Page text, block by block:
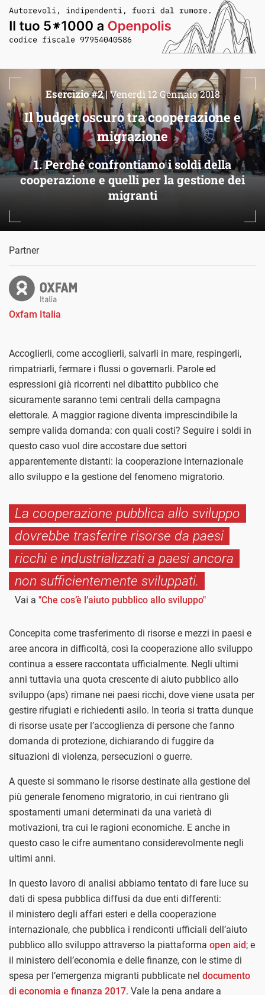
Il budget oscuro tra cooperazione e
migrazione
1. Perché confrontiamo i soldi della
cooperazione e quelli per la gestione dei
migranti
Esercizio #2 | Venerdì 12 Gennaio 2018
Partner
Oxfam Italia
Accoglierli, come accoglierli, salvarli in mare, respingerli,
rimpatriarli, fermare i flussi o governarli. Parole ed
espressioni già ricorrenti nel dibattito pubblico che
sicuramente saranno temi centrali della campagna
elettorale. A maggior ragione diventa imprescindibile la
sempre valida domanda: con quali costi? Seguire i soldi in
questo caso vuol dire accostare due settori
apparentemente distanti: la cooperazione internazionale
allo sviluppo e la gestione del fenomeno migratorio.
La cooperazione pubblica allo sviluppo
dovrebbe trasferire risorse da paesi
ricchi e industrializzati a paesi ancora
non sufficientemente sviluppati.
Vai a "Che cos’è l’aiuto pubblico allo sviluppo"
Concepita come trasferimento di risorse e mezzi in paesi e
aree ancora in difficoltà, così la cooperazione allo sviluppo
continua a essere raccontata ufficialmente. Negli ultimi
anni tuttavia una quota crescente di aiuto pubblico allo
sviluppo (aps) rimane nei paesi ricchi, dove viene usata per
gestire rifugiati e richiedenti asilo. In teoria si tratta dunque
di risorse usate per l’accoglienza di persone che fanno
domanda di protezione, dichiarando di fuggire da
situazioni di violenza, persecuzioni o guerre.
A queste si sommano le risorse destinate alla gestione del
più generale fenomeno migratorio, in cui rientrano gli
spostamenti umani determinati da una varietà di
motivazioni, tra cui le ragioni economiche. E anche in
questo caso le cifre aumentano considerevolmente negli
ultimi anni.
In questo lavoro di analisi abbiamo tentato di fare luce su
dati di spesa pubblica diffusi da due enti differenti:
il ministero degli affari esteri e della cooperazione
internazionale, che pubblica i rendiconti ufficiali dell’aiuto
pubblico allo sviluppo attraverso la piattaforma open aid; e
il ministero dell’economia e delle finanze, con le stime di
spesa per l’emergenza migranti pubblicate nel documento
di economia e finanza 2017. Vale la pena andare a